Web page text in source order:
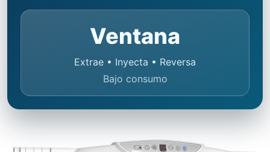
Ventana
Extrae • Inyecta • Reversa
Bajo consumo